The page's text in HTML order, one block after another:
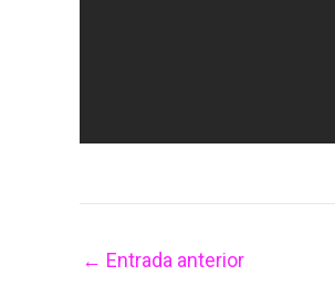
← Entrada anterior